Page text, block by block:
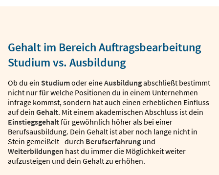
Gehalt im Bereich Auftragsbearbeitung
Studium vs. Ausbildung
Ob du ein Studiumoder eineAusbildungabschließt bestimmt
nicht nur für welche Positionen du in einem Unternehmen
infrage kommst, sondern hat auch einen erheblichen Einfluss
auf dein Gehalt. Mit einem akademischen Abschluss ist dein
Einstiegsgehaltfür gewöhnlich höher als bei einer
Berufsausbildung. Dein Gehalt ist aber noch lange nicht in
Stein gemeißelt - durch Berufserfahrung und
Weiterbildungen hast du immer die Möglichkeit weiter
aufzusteigen und dein Gehalt zu erhöhen.